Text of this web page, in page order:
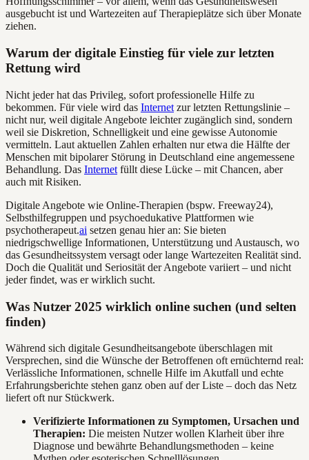
ausgebucht ist und Wartezeiten auf Therapieplätze sich über Monate
ziehen.
Warum der digitale Einstieg für viele zur letzten
Rettung wird
Nicht jeder hat das Privileg, sofort professionelle Hilfe zu
bekommen. Für viele wird das Internet zur letzten Rettungslinie –
nicht nur, weil digitale Angebote leichter zugänglich sind, sondern
weil sie Diskretion, Schnelligkeit und eine gewisse Autonomie
vermitteln. Laut aktuellen Zahlen erhalten nur etwa die Hälfte der
Menschen mit bipolarer Störung in Deutschland eine angemessene
Behandlung. Das Internet füllt diese Lücke – mit Chancen, aber
auch mit Risiken.
Digitale Angebote wie Online-Therapien (bspw. Freeway24),
Selbsthilfegruppen und psychoedukative Plattformen wie
psychotherapeut.ai setzen genau hier an: Sie bieten
niedrigschwellige Informationen, Unterstützung und Austausch, wo
das Gesundheitssystem versagt oder lange Wartezeiten Realität sind.
Doch die Qualität und Seriosität der Angebote variiert – und nicht
jeder findet, was er wirklich sucht.
Was Nutzer 2025 wirklich online suchen (und selten
finden)
Während sich digitale Gesundheitsangebote überschlagen mit
Versprechen, sind die Wünsche der Betroffenen oft ernüchternd real:
Verlässliche Informationen, schnelle Hilfe im Akutfall und echte
Erfahrungsberichte stehen ganz oben auf der Liste – doch das Netz
liefert oft nur Stückwerk.
Verifizierte Informationen zu Symptomen, Ursachen und
Therapien: Die meisten Nutzer wollen Klarheit über ihre
Diagnose und bewährte Behandlungsmethoden – keine